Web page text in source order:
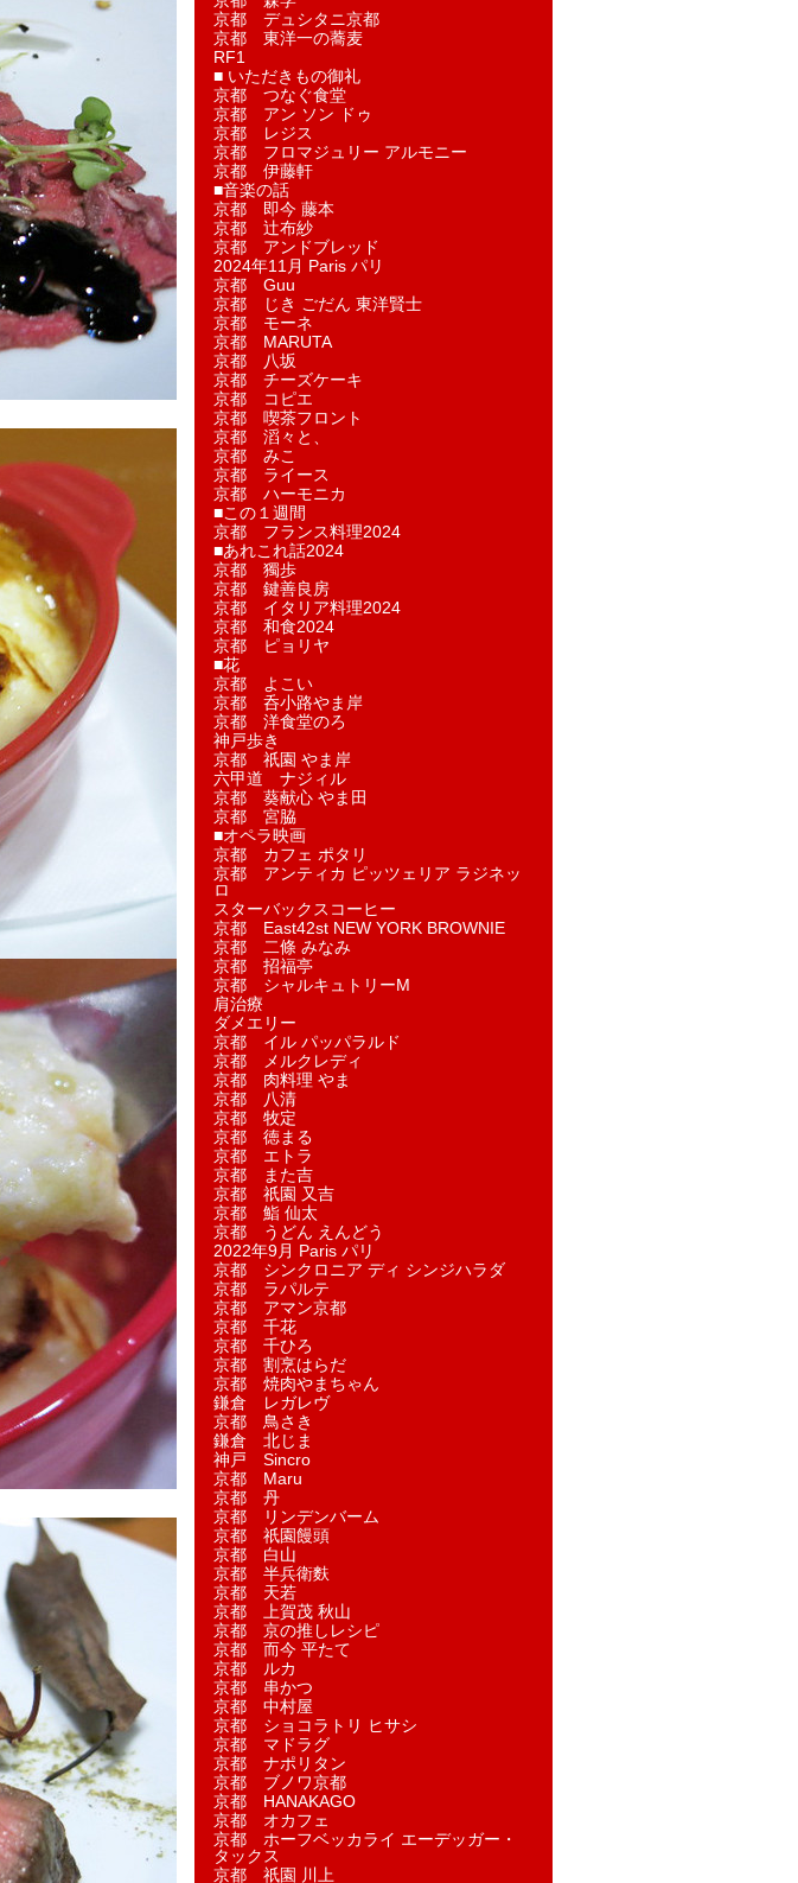
京都 デュシタニ京都
京都 東洋一の蕎麦
RF1
■ いただきもの御礼
京都 つなぐ食堂
京都 アン ソン ドゥ
京都 レジス
京都 フロマジュリー アルモニー
京都 伊藤軒
■音楽の話
京都 即今 藤本
京都 辻布紗
京都 アンドブレッド
2024年11月 Paris パリ
京都 Guu
京都 じき ごだん 東洋賢士
京都 モーネ
京都 MARUTA
京都 八坂
京都 チーズケーキ
京都 コピエ
京都 喫茶フロント
京都 滔々と、
京都 みこ
京都 ライース
京都 ハーモニカ
■この１週間
京都 フランス料理2024
■あれこれ話2024
京都 獨歩
京都 鍵善良房
京都 イタリア料理2024
京都 和食2024
京都 ピョリヤ
■花
京都 よこい
京都 呑小路やま岸
京都 洋食堂のろ
神戸歩き
京都 祇園 やま岸
六甲道 ナジィル
京都 葵献心 やま田
京都 宮脇
■オペラ映画
京都 カフェ ポタリ
京都 アンティカ ピッツェリア ラジネッ
ロ
スターバックスコーヒー
京都 East42st NEW YORK BROWNIE
京都 二條 みなみ
京都 招福亭
京都 シャルキュトリーM
肩治療
ダメエリー
京都 イル パッパラルド
京都 メルクレディ
京都 肉料理 やま
京都 八清
京都 牧定
京都 徳まる
京都 エトラ
京都 また吉
京都 祇園 又吉
京都 鮨 仙太
京都 うどん えんどう
2022年9月 Paris パリ
京都 シンクロニア ディ シンジハラダ
京都 ラパルテ
京都 アマン京都
京都 千花
京都 千ひろ
京都 割烹はらだ
京都 焼肉やまちゃん
鎌倉 レガレヴ
京都 鳥さき
鎌倉 北じま
神戸 Sincro
京都 Maru
京都 丹
京都 リンデンバーム
京都 祇園饅頭
京都 白山
京都 半兵衛麩
京都 天若
京都 上賀茂 秋山
京都 京の推しレシピ
京都 而今 平たて
京都 ルカ
京都 串かつ
京都 中村屋
京都 ショコラトリ ヒサシ
京都 マドラグ
京都 ナポリタン
京都 ブノワ京都
京都 HANAKAGO
京都 オカフェ
京都 ホーフベッカライ エーデッガー・
タックス
京都 祇園 川上